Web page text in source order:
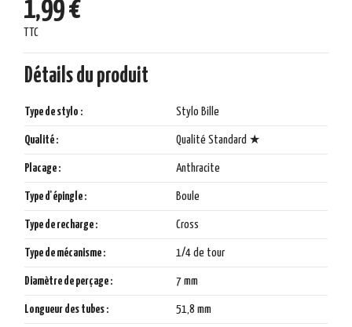
1,99 €
TTC
Détails du produit
Type de stylo : Stylo Bille
Qualité : Qualité Standard ★
Placage : Anthracite
Type d'épingle : Boule
Type de recharge : Cross
Type de mécanisme : 1/4 de tour
Diamètre de perçage : 7 mm
Longueur des tubes : 51,8 mm